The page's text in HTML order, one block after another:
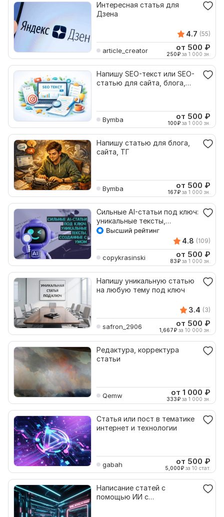
Интересная статья для
Дзена
4.7 (55)
article_creator от 500 ₽
250₽ за 1 000 зн.
Напишу SEO-текст или SEO-
статью для сайта, блога,
Bymba от 500 ₽
100₽ за 1 000 зн.
Напишу статью для блога,
сайта, ТГ
Bymba от 500 ₽
167₽ за 1 000 зн.
Сильные AI-статьи под ключ:
уникальные тексты,
созданные с умом
4.8 (109)
copykrasinski от 500 ₽
83₽ за 1 000 зн.
Напишу уникальную статью
на любую тему под ключ
3.4 (3)
safron_2906 от 500 ₽
1,667₽ за 10 000 зн.
Редактура, корректура
статьи
Qemw от 1 000 ₽
333₽ за 1 000 зн.
Статья или пост в тематике
интернет и технологии
gabah от 500 ₽
5,000₽ за 10 стат.
Написание статей с
помощью ИИ с